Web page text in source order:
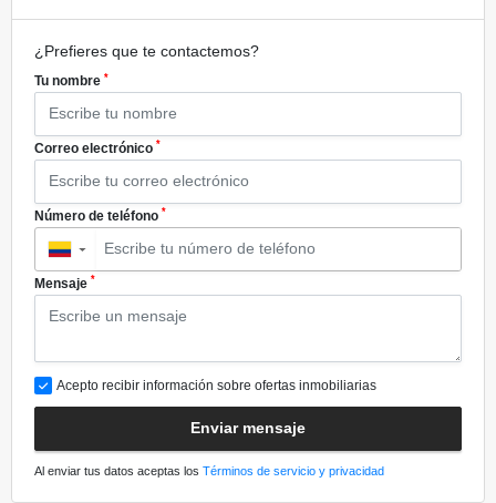
¿Prefieres que te contactemos?
Tu nombre *
Correo electrónico *
Número de teléfono *
▼
Mensaje *
Acepto recibir información sobre ofertas inmobiliarias
Enviar mensaje
Al enviar tus datos aceptas los Términos de servicio y privacidad